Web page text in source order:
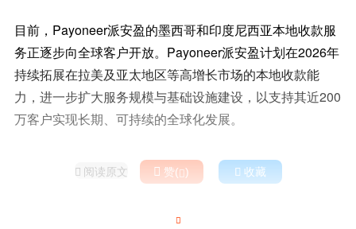
目前，Payoneer派安盈的墨西哥和印度尼西亚本地收款服
务正逐步向全球客户开放。Payoneer派安盈计划在2026年
持续拓展在拉美及亚太地区等高增长市场的本地收款能
力，进一步扩大服务规模与基础设施建设，以支持其近200
万客户实现长期、可持续的全球化发展。
 阅读原文  赞()  收藏
